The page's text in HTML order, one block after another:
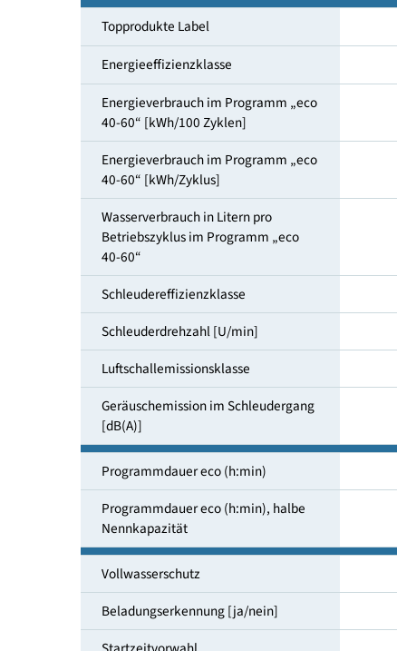
Füllmenge [kg]
Topprodukte Label
Energieeffizienzklasse
Energieverbrauch im Programm „eco
40-60“ [kWh/100 Zyklen]
Energieverbrauch im Programm „eco
40-60“ [kWh/Zyklus]
Wasserverbrauch in Litern pro
Betriebszyklus im Programm „eco
40-60“
Schleudereffizienzklasse
Schleuderdrehzahl [U/min]
Luftschallemissionsklasse
Geräuschemission im Schleuder­gang
[dB(A)]
Programmdauer eco (h:min)
Programmdauer eco (h:min), halbe
Nenn­kapazität